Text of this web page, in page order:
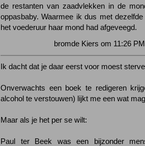
de restanten van zaadvlekken in de
oppasbaby. Waarmee ik dus met
het voederuur haar mond had afgeveegd.
bromde Kiers om 11:26
Ik dacht dat je daar eerst voor moest
Onverwachts een boek te redigeren
alcohol te verstouwen) lijkt me een wat
Maar als je het per se wilt:
Paul ter Beek was een bijzonder